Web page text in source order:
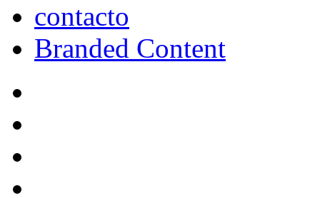
contacto
Branded Content